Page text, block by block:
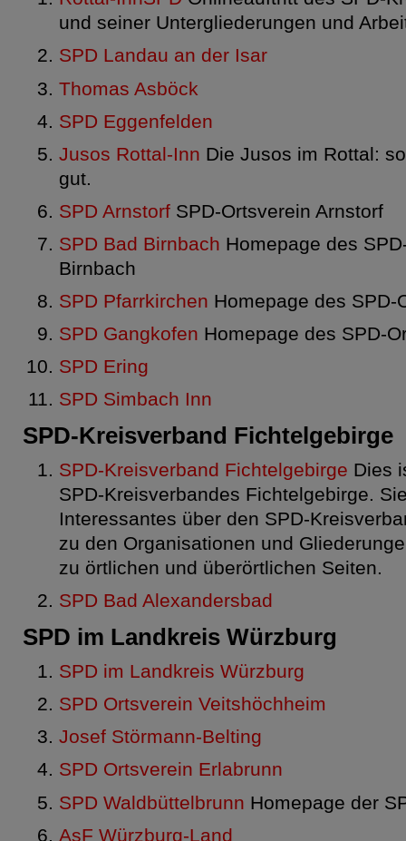
und seiner Untergliederungen und
SPD Landau an der Isar
Thomas Asböck
SPD Eggenfelden
Jusos Rottal-Inn Die Jusos im Rottal:
gut.
SPD Arnstorf SPD-Ortsverein Arnstorf
SPD Bad Birnbach Homepage des
Birnbach
SPD Pfarrkirchen Homepage des
SPD Gangkofen Homepage des SPD-
SPD Ering
SPD Simbach Inn
SPD-Kreisverband Fichtelgebirge
SPD-Kreisverband Fichtelgebirge Dies
SPD-Kreisverbandes Fichtelgebirge.
Interessantes über den SPD-
zu den Organisationen und
zu örtlichen und überörtlichen Seiten.
SPD Bad Alexandersbad
SPD im Landkreis Würzburg
SPD im Landkreis Würzburg
SPD Ortsverein Veitshöchheim
Josef Störmann-Belting
SPD Ortsverein Erlabrunn
SPD Waldbüttelbrunn Homepage der
AsF Würzburg-Land